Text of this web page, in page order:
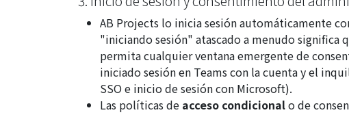
AB Projects lo inicia sesión automáticamente
"iniciando sesión" atascado a menudo
permita cualquier ventana emergente de
iniciado sesión en Teams con la cuenta y el
SSO e inicio de sesión con Microsoft).
Las políticas de acceso condicionalo de